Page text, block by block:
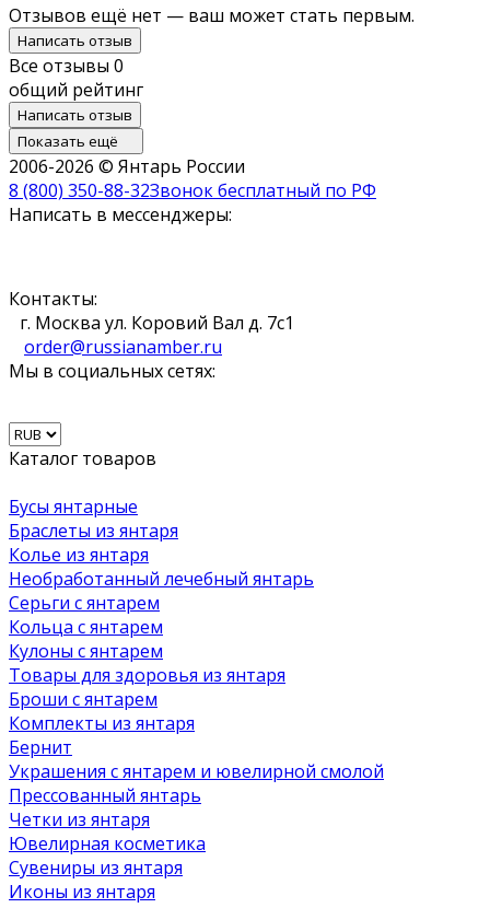
Отзывов ещё нет — ваш может стать первым.
Написать отзыв
Все отзывы 0
общий рейтинг
Написать отзыв
Показать ещё
2006-2026 © Янтарь России
8 (800) 350-88-32Звонок бесплатный по РФ
Написать в мессенджеры:
Контакты:
г. Москва ул. Коровий Вал д. 7с1
order@russianamber.ru
Мы в социальных сетях:
Каталог товаров
Бусы янтарные
Браслеты из янтаря
Колье из янтаря
Необработанный лечебный янтарь
Серьги с янтарем
Кольца с янтарем
Кулоны с янтарем
Товары для здоровья из янтаря
Броши с янтарем
Комплекты из янтаря
Бернит
Украшения с янтарем и ювелирной смолой
Прессованный янтарь
Четки из янтаря
Ювелирная косметика
Сувениры из янтаря
Иконы из янтаря